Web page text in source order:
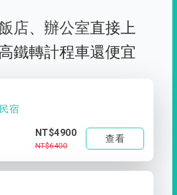
店、 辦公室直接上
鐵轉計程車還便宜
宿
NT$4900
NT$6400
查看